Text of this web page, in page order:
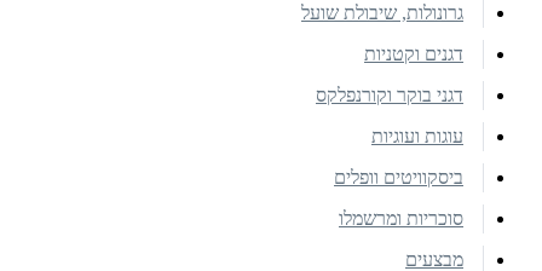
גרונולות, שיבולת שועל
דגנים וקטניות
דגני בוקר וקורנפלקס
עוגות ועוגיות
ביסקוויטים וופלים
סוכריות ומרשמלו
מבצעים